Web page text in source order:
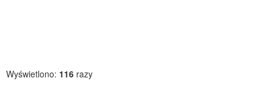
Wyświetlono: 116 razy